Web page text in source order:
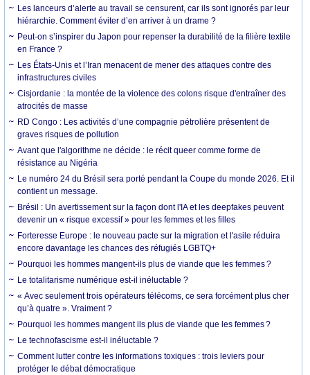
Les lanceurs d’alerte au travail se censurent, car ils sont ignorés par leur
hiérarchie. Comment éviter d’en arriver à un drame ?
Peut-on s’inspirer du Japon pour repenser la durabilité de la filière textile
en France ?
Les États-Unis et l’Iran menacent de mener des attaques contre des
infrastructures civiles
Cisjordanie : la montée de la violence des colons risque d'entraîner des
atrocités de masse
RD Congo : Les activités d’une compagnie pétrolière présentent de
graves risques de pollution
Avant que l'algorithme ne décide : le récit queer comme forme de
résistance au Nigéria
Le numéro 24 du Brésil sera porté pendant la Coupe du monde 2026. Et il
contient un message.
Brésil : Un avertissement sur la façon dont l'IA et les deepfakes peuvent
devenir un « risque excessif » pour les femmes et les filles
Forteresse Europe : le nouveau pacte sur la migration et l'asile réduira
encore davantage les chances des réfugiés LGBTQ+
Pourquoi les hommes mangent-ils plus de viande que les femmes ?
Le totalitarisme numérique est-il inéluctable ?
« Avec seulement trois opérateurs télécoms, ce sera forcément plus cher
qu’à quatre ». Vraiment ?
Pourquoi les hommes mangent ils plus de viande que les femmes ?
Le technofascisme est-il inéluctable ?
Comment lutter contre les informations toxiques : trois leviers pour
protéger le débat démocratique